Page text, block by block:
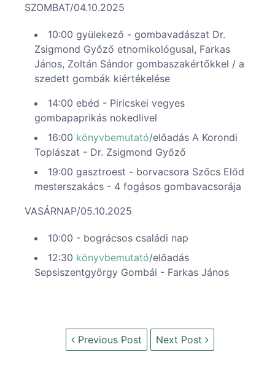
SZOMBAT/04.10.2025
10:00 gyülekező - gombavadászat Dr.
Zsigmond Győző etnomikológusal, Farkas
János, Zoltán Sándor gombaszakértőkkel / a
szedett gombák kiértékelése
14:00 ebéd - Piricskei vegyes
gombapaprikás nokedlivel
16:00 könyvbemutató/előadás A Korondi
Toplászat - Dr. Zsigmond Győző
19:00 gasztroest - borvacsora Szőcs Előd
mesterszakács - 4 fogásos gombavacsorája
VASÁRNAP/05.10.2025
10:00 - bográcsos családi nap
12:30 könyvbemutató/előadás
Sepsiszentgyörgy Gombái - Farkas János
Previous Post Next Post